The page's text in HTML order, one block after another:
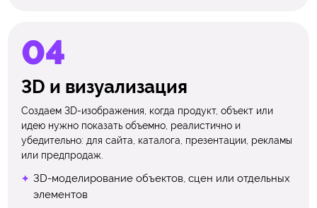
3D и визуализация
Создаем 3D-изображения, когда продукт, объект или
идею нужно показать объемно, реалистично и
убедительно: для сайта, каталога, презентации, рекламы
или предпродаж.
3D-моделирование объектов, сцен или отдельных
элементов